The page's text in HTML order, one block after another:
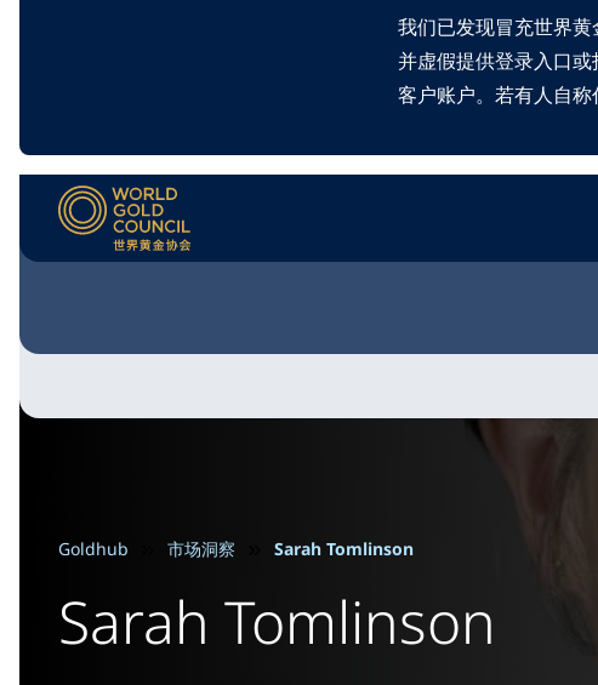
我们已发现冒充世界
并虚假提供登录入口
客户账户。若有人自
Goldhub 市场洞察 Sarah Tomlinson
Sarah Tomlinson